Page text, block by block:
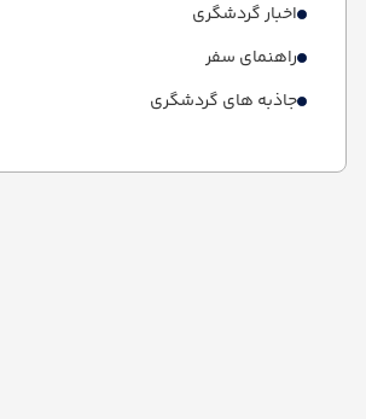
اخبار گردشگری
راهنمای سفر
جاذبه های گردشگری